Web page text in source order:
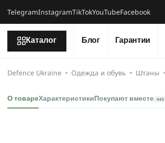
TelegramInstagramTikTokYouTubeFacebook
Каталог Блог Гарантии
Defence Ukraine Одежда и обувь Штаны
О товареХарактеристики Покупают вместе 443